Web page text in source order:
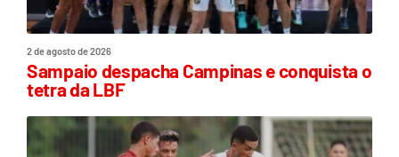
2 de agosto de 2026
Sampaio despacha Campinas e conquista o
tetra da LBF